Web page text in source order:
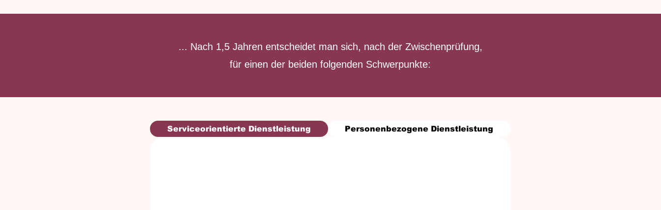
... Nach 1,5 Jahren entscheidet man sich, nach der Zwischenprüfung,
für einen der beiden folgenden Schwerpunkte:
Serviceorientierte Dienstleistung Personenbezogene Dienstleistung